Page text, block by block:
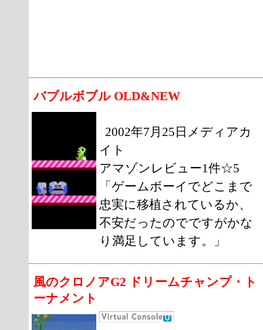
バブルボブル OLD&NEW
2002年7月25日メディアカ
イト
アマゾンレビュー1件☆5
「ゲームボーイでどこまで
忠実に移植されているか、
不安だったのでですがかな
り満足しています。」
風のクロノアG2 ドリームチャンプ・ト
ーナメント